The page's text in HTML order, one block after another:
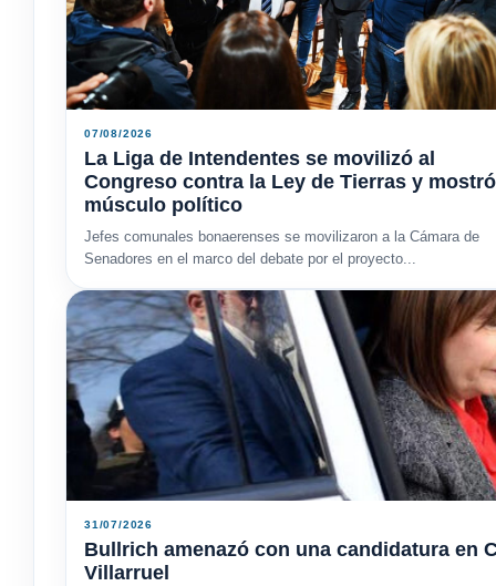
07/08/2026
La Liga de Intendentes se movilizó al
Congreso contra la Ley de Tierras y mostró
músculo político
Jefes comunales bonaerenses se movilizaron a la Cámara de
Senadores en el marco del debate por el proyecto...
31/07/2026
Bullrich amenazó con una candidatura en
Villarruel